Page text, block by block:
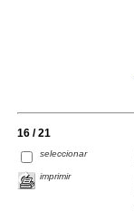
16 / 21
seleccionar
imprimir